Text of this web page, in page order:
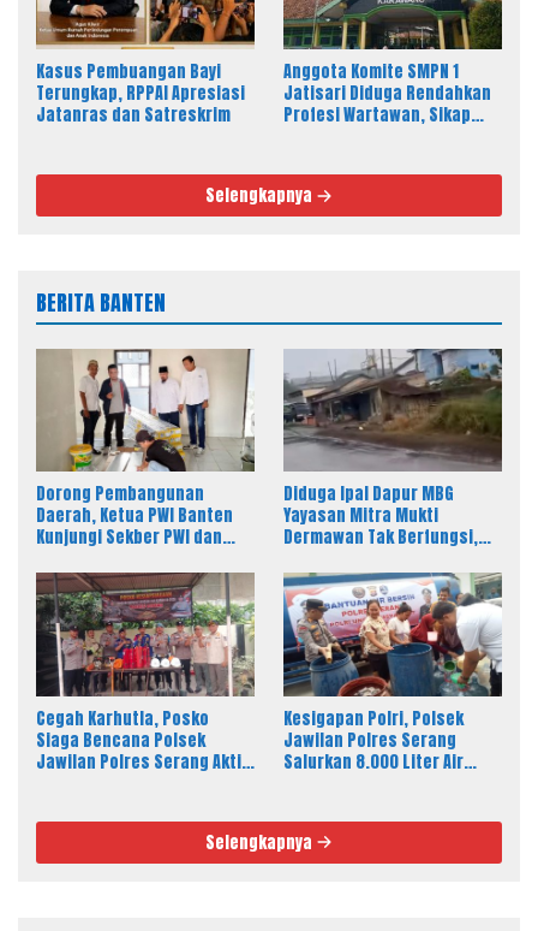
Kasus Pembuangan Bayi
Terungkap, RPPAI Apresiasi
Jatanras dan Satreskrim
Anggota Komite SMPN 1
Jatisari Diduga Rendahkan
Profesi Wartawan, Sikap
Selengkapnya
BERITA BANTEN
Dorong Pembangunan
Daerah, Ketua PWI Banten
Kunjungi Sekber PWI dan
Diduga Ipal Dapur MBG
Yayasan Mitra Mukti
Dermawan Tak Berfungsi,
Cegah Karhutla, Posko
Siaga Bencana Polsek
Jawilan Polres Serang Aktif
Kesigapan Polri, Polsek
Jawilan Polres Serang
Salurkan 8.000 Liter Air
Selengkapnya